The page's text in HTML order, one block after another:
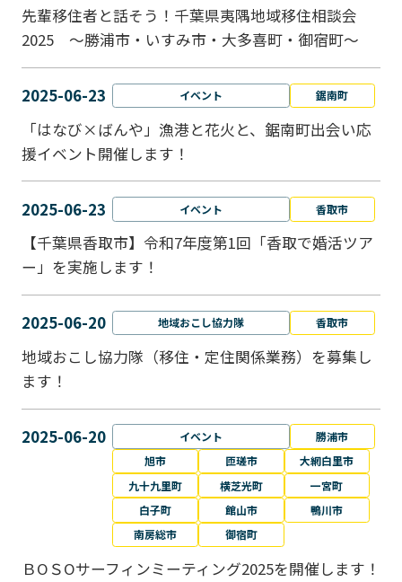
先輩移住者と話そう！千葉県夷隅地域移住相談会
2025 ～勝浦市・いすみ市・大多喜町・御宿町～
2025-06-23 イベント 鋸南町
「はなび×ばんや」漁港と花火と、鋸南町出会い応
援イベント開催します！
2025-06-23 イベント 香取市
【千葉県香取市】令和7年度第1回「香取で婚活ツア
ー」を実施します！
2025-06-20 地域おこし協力隊 香取市
地域おこし協力隊（移住・定住関係業務）を募集し
ます！
2025-06-20 イベント
勝浦市
旭市
匝瑳市
大網白里市
九十九里町
横芝光町
一宮町
白子町
館山市
鴨川市
南房総市
御宿町
ＢОＳОサーフィンミーティング2025を開催します！